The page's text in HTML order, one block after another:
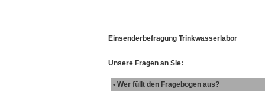
Einsenderbefragung Trinkwasserlabor
Unsere Fragen an Sie:
• Wer füllt den Fragebogen aus?